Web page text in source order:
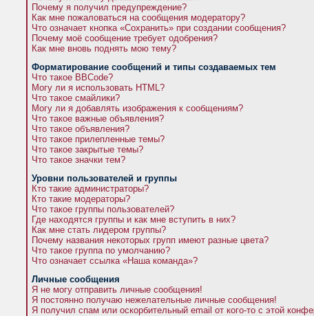
Почему я получил предупреждение?
Как мне пожаловаться на сообщения модератору?
Что означает кнопка «Сохранить» при создании сообщения?
Почему моё сообщение требует одобрения?
Как мне вновь поднять мою тему?
Форматирование сообщений и типы создаваемых тем
Что такое BBCode?
Могу ли я использовать HTML?
Что такое смайлики?
Могу ли я добавлять изображения к сообщениям?
Что такое важные объявления?
Что такое объявления?
Что такое прилепленные темы?
Что такое закрытые темы?
Что такое значки тем?
Уровни пользователей и группы
Кто такие администраторы?
Кто такие модераторы?
Что такое группы пользователей?
Где находятся группы и как мне вступить в них?
Как мне стать лидером группы?
Почему названия некоторых групп имеют разные цвета?
Что такое группа по умолчанию?
Что означает ссылка «Наша команда»?
Личные сообщения
Я не могу отправить личные сообщения!
Я постоянно получаю нежелательные личные сообщения!
Я получил спам или оскорбительный email от кого-то с этой